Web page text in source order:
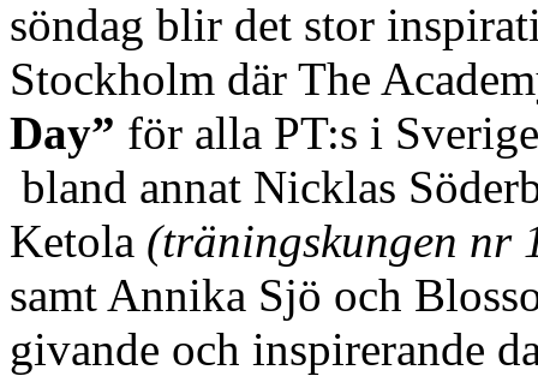
söndag blir det stor
Stockholm där The
Day” för alla PT:s i
bland annat Nicklas
Ketola (träningskungen nr
samt Annika Sjö och
givande och inspirerande